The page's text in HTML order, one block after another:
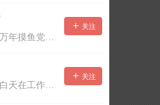
一只小萌新，万年摸鱼党！已经脱坑了。。。
关注
晚上在睡觉，白天在工作，不一定能及时回复，有事可以留言！
关注